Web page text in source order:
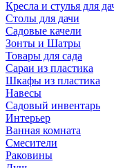
Кресла и стулья для
Столы для дачи
Садовые качели
Зонты и Шатры
Товары для сада
Сараи из пластика
Шкафы из пластика
Навесы
Садовый инвентарь
Интерьер
Ванная комната
Смесители
Раковины